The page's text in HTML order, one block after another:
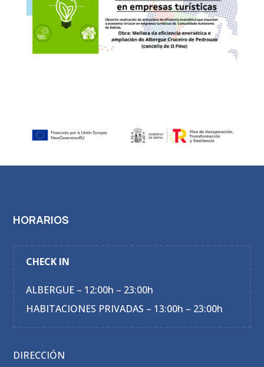
HORARIOS
CHECK IN
ALBERGUE – 12:00h – 23:00h
HABITACIONES PRIVADAS – 13:00h – 23:00h
DIRECCIÓN